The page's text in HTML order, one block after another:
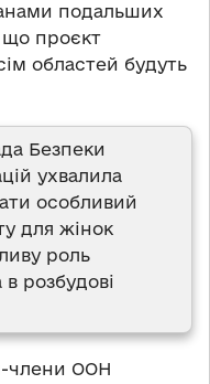
подальших
що проєкт
областей будуть
Безпеки
ухвалила
особливий
для жінок
роль
в розбудові
члени ООН